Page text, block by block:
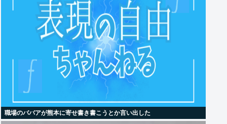
職場のババアが熊本に寄せ書き書こうとか言い出した